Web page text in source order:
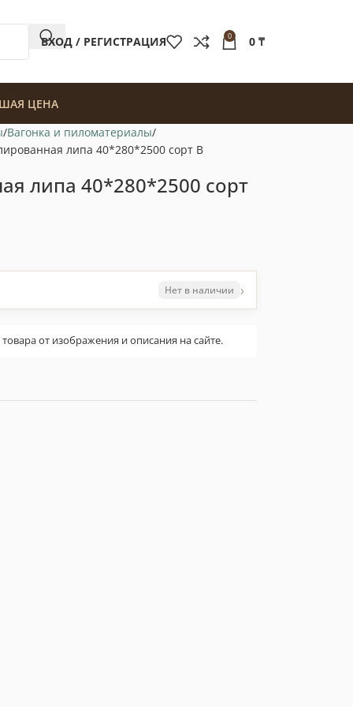
ВХОД / РЕГИСТРАЦИЯ 0 0 ₸
ЦЕНА
Вагонка и пиломатериалы
липа 40*280*2500 сорт В
липа 40*280*2500 сорт
Нет в наличии ›
от изображения и описания на сайте.